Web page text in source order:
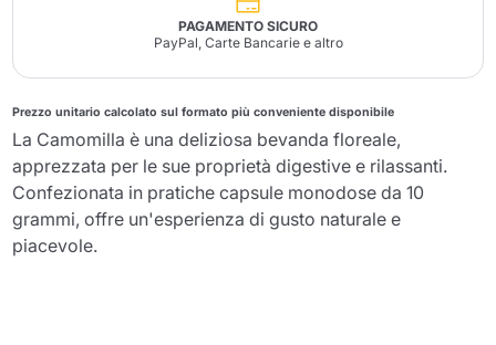
PAGAMENTO SICURO
PayPal, Carte Bancarie e altro
Prezzo unitario calcolato sul formato più conveniente disponibile
La Camomilla è una deliziosa bevanda floreale,
apprezzata per le sue proprietà digestive e rilassanti.
Confezionata in pratiche capsule monodose da 10
grammi, offre un'esperienza di gusto naturale e
piacevole.